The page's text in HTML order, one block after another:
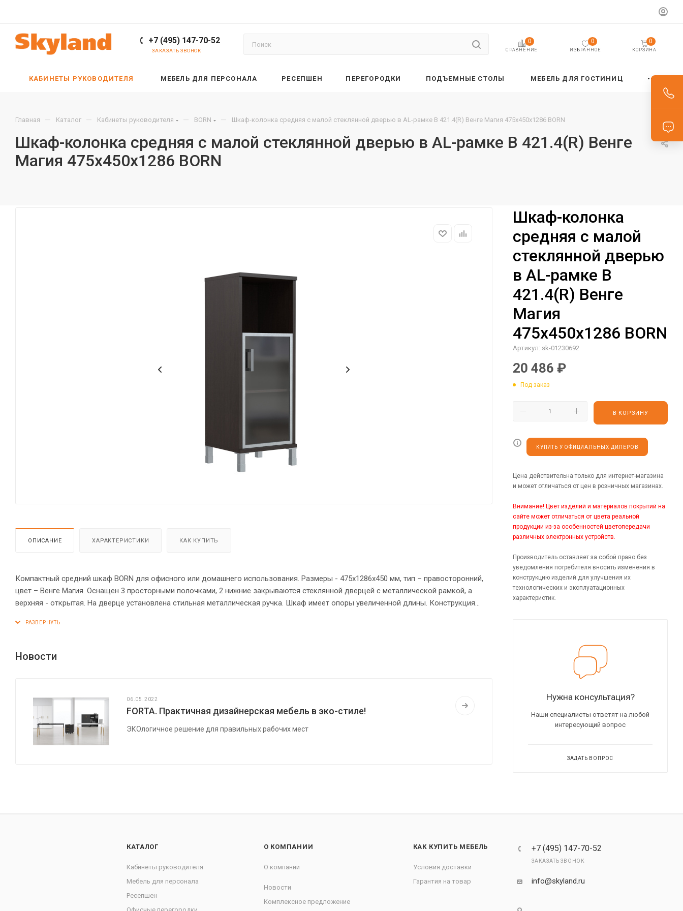
+7 (495) 147-70-52
ЗАКАЗАТЬ ЗВОНОК СРАВНЕНИЕ
0
ИЗБРАННОЕ
0
КОРЗИНА
0
КАБИНЕТЫ РУКОВОДИТЕЛЯ МЕБЕЛЬ ДЛЯ ПЕРСОНАЛА РЕСЕПШЕН ПЕРЕГОРОДКИ ПОДЪЕМНЫЕ СТОЛЫ МЕБЕЛЬ ДЛЯ ГОСТИНИЦ
Главная — Каталог — Кабинеты руководителя — BORN — Шкаф-колонка средняя с малой стеклянной дверью в AL-рамке B 421.4(R) Венге Магия 475х450х1286 BORN
Шкаф-колонка средняя с малой стеклянной дверью в AL-рамке B 421.4(R) Венге
Магия 475х450х1286 BORN
ОПИСАНИЕ ХАРАКТЕРИСТИКИ КАК КУПИТЬ
Компактный средний шкаф BORN для офисного или домашнего использования. Размеры - 475х1286х450 мм, тип – правосторонний,
цвет – Венге Магия. Оснащен 3 просторными полочками, 2 нижние закрываются стеклянной дверцей с металлической рамкой, а
верхняя - открытая. На дверце установлена стильная металлическая ручка. Шкаф имеет опоры увеличенной длины. Конструкция
защищены кромкой ПВХ – 2 мм. Регулируемые по высоте опоры обеспечат шкафу устойчивость на неровном полу.
Новости
06.05.2022
FORTA. Практичная дизайнерская мебель в эко-стиле!
ЭКОлогичное решение для правильных рабочих мест
Шкаф-колонка
средняя с малой
стеклянной дверью
в AL-рамке B
421.4(R) Венге
Магия
475х450х1286 BORN
Артикул: sk-01230692
20 486 ₽
Под заказ
В КОРЗИНУ
КУПИТЬ У ОФИЦИАЛЬНЫХ ДИЛЕРОВ
Цена действительна только для интернет-магазина
и может отличаться от цен в розничных магазинах.
Внимание! Цвет изделий и материалов покрытий на
сайте может отличаться от цвета реальной
продукции из-за особенностей цветопередачи
различных электронных устройств.
Производитель оставляет за собой право без
уведомления потребителя вносить изменения в
конструкцию изделий для улучшения их
технологических и эксплуатационных
характеристик.
Нужна консультация?
Наши специалисты ответят на любой
интересующий вопрос
ЗАДАТЬ ВОПРОС
КАТАЛОГ
Кабинеты руководителя
Мебель для персонала
Ресепшен
О КОМПАНИИ
О компании
Новости
Комплексное предложение
КАК КУПИТЬ МЕБЕЛЬ
Условия доставки
Гарантия на товар
+7 (495) 147-70-52
ЗАКАЗАТЬ ЗВОНОК
info@skyland.ru